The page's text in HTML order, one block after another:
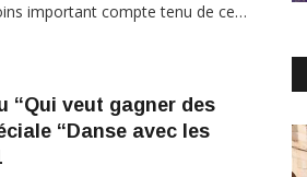
important compte tenu de ce…
“Qui veut gagner des
“Danse avec les